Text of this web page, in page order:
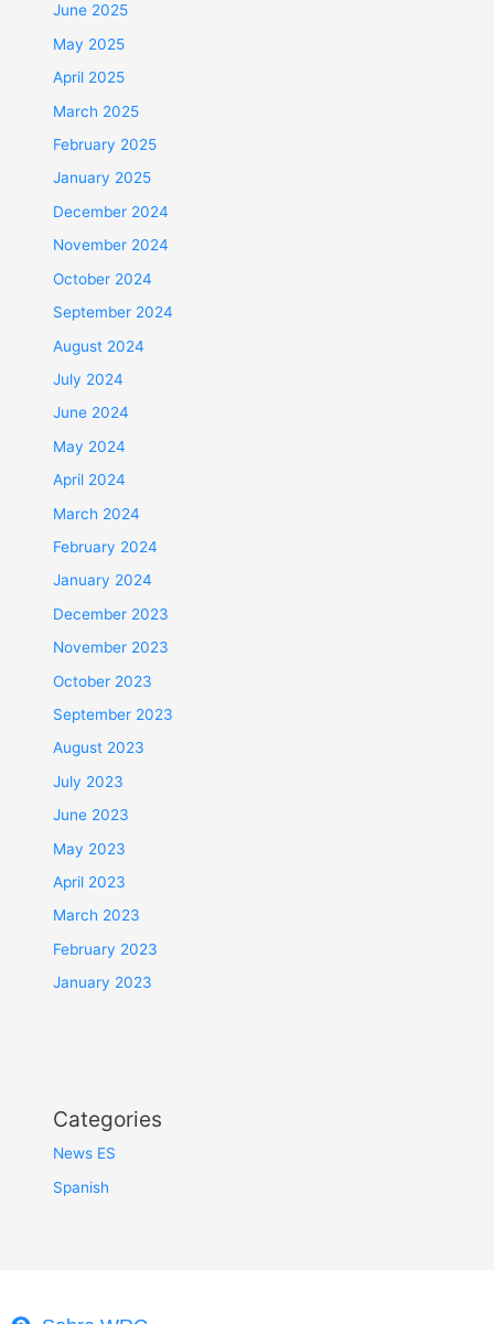
June 2025
May 2025
April 2025
March 2025
February 2025
January 2025
December 2024
November 2024
October 2024
September 2024
August 2024
July 2024
June 2024
May 2024
April 2024
March 2024
February 2024
January 2024
December 2023
November 2023
October 2023
September 2023
August 2023
July 2023
June 2023
May 2023
April 2023
March 2023
February 2023
January 2023
Categories
News ES
Spanish